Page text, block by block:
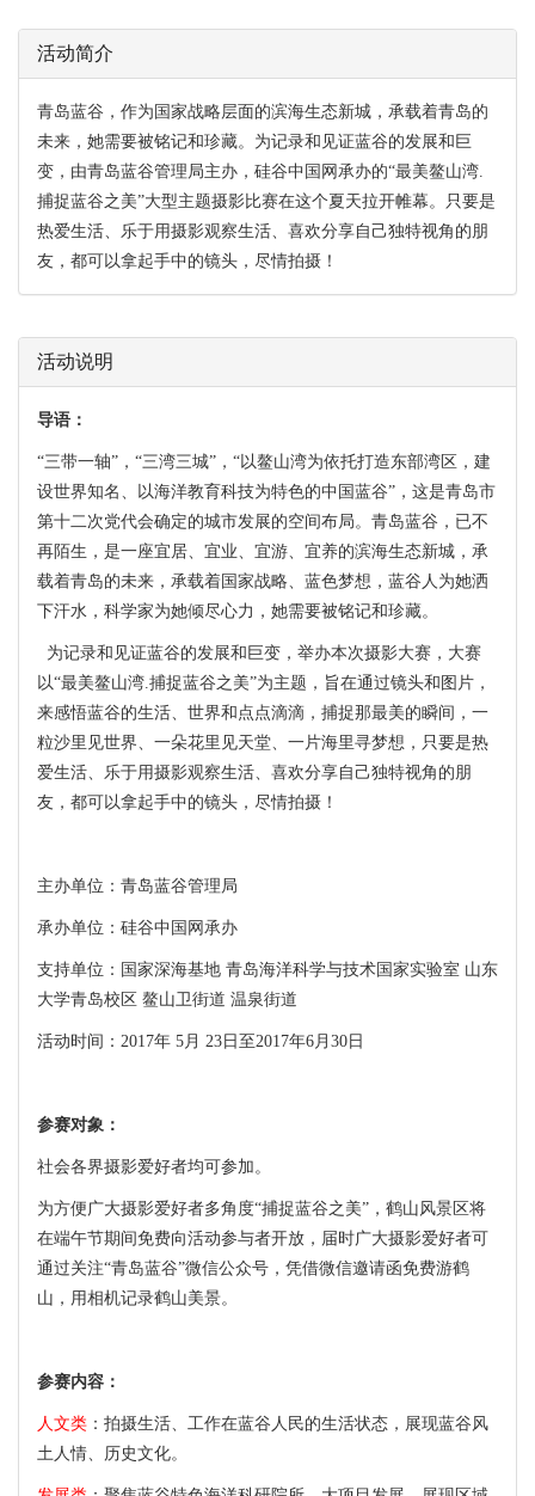
活动简介
青岛蓝谷，作为国家战略层面的滨海生态新城，承载着青岛的
未来，她需要被铭记和珍藏。为记录和见证蓝谷的发展和巨
变，由青岛蓝谷管理局主办，硅谷中国网承办的“最美鳌山湾.
捕捉蓝谷之美”大型主题摄影比赛在这个夏天拉开帷幕。只要是
热爱生活、乐于用摄影观察生活、喜欢分享自己独特视角的朋
友，都可以拿起手中的镜头，尽情拍摄！
活动说明
导语：
“三带一轴”，“三湾三城”，“以鳌山湾为依托打造东部湾区，建
设世界知名、以海洋教育科技为特色的中国蓝谷”，这是青岛市
第十二次党代会确定的城市发展的空间布局。青岛蓝谷，已不
再陌生，是一座宜居、宜业、宜游、宜养的滨海生态新城，承
载着青岛的未来，承载着国家战略、蓝色梦想，蓝谷人为她洒
下汗水，科学家为她倾尽心力，她需要被铭记和珍藏。
为记录和见证蓝谷的发展和巨变，举办本次摄影大赛，大赛
以“最美鳌山湾.捕捉蓝谷之美”为主题，旨在通过镜头和图片，
来感悟蓝谷的生活、世界和点点滴滴，捕捉那最美的瞬间，一
粒沙里见世界、一朵花里见天堂、一片海里寻梦想，只要是热
爱生活、乐于用摄影观察生活、喜欢分享自己独特视角的朋
友，都可以拿起手中的镜头，尽情拍摄！
主办单位：青岛蓝谷管理局
承办单位：硅谷中国网承办
支持单位：国家深海基地 青岛海洋科学与技术国家实验室 山东
大学青岛校区 鳌山卫街道 温泉街道
活动时间：2017年 5月 23日至2017年6月30日
参赛对象：
社会各界摄影爱好者均可参加。
为方便广大摄影爱好者多角度“捕捉蓝谷之美”，鹤山风景区将
在端午节期间免费向活动参与者开放，届时广大摄影爱好者可
通过关注“青岛蓝谷”微信公众号，凭借微信邀请函免费游鹤
山，用相机记录鹤山美景。
参赛内容：
人文类 ：拍摄生活、工作在蓝谷人民的生活状态，展现蓝谷风
土人情、历史文化。